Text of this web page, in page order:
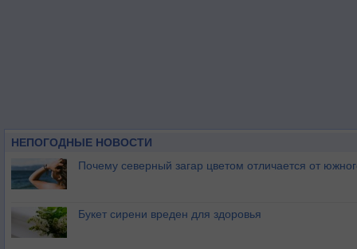
НЕПОГОДНЫЕ НОВОСТИ
Почему северный загар цветом отличается от
Букет сирени вреден для здоровья